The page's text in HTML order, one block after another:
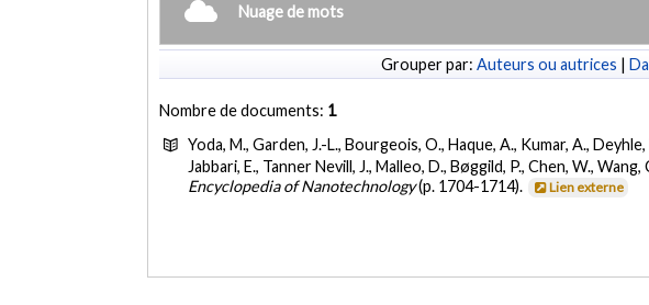
Nuage de mots
Grouper par: Auteurs ou autrices |
Nombre de documents: 1
Yoda, M., Garden, J.-L., Bourgeois, O., Haque, A., Kumar, A., Deyhle,
Jabbari, E., Tanner Nevill, J., Malleo, D., Bøggild, P., Chen, W.,
Encyclopedia of Nanotechnology(p. 1704-1714). Lien externe